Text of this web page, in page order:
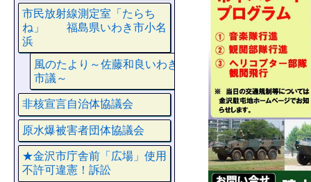
市民放射線測定室「たらち
ね」 福島県いわき市小名
浜
風のたより～佐藤和良いわき
市議～
非核宣言自治体協議会
原水爆被害者団体協議会
★金沢市庁舎前「広場」使用
不許可違憲！訴訟